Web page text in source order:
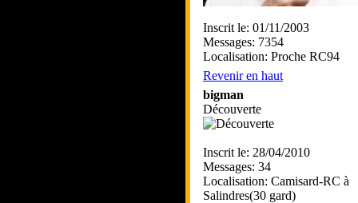
Inscrit le: 01/11/2003
Messages: 7354
Localisation: Proche RC94
Revenir en haut
bigman
Découverte
Inscrit le: 28/04/2010
Messages: 34
Localisation: Camisard-RC à
Salindres(30 gard)